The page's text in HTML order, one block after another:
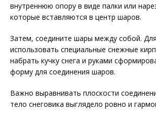
внутреннюю опору в виде палки или
которые вставляются в центр шаров.
Затем, соедините шары между собой.
использовать специальные снежные
набрать кучку снега и руками
форму для соединения шаров.
Важно выравнивать плоскости
тело снеговика выглядело ровно и